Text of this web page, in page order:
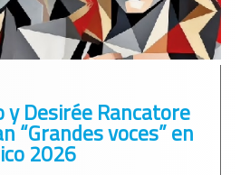
y Desirée Rancatore
“Grandes voces” en
2026